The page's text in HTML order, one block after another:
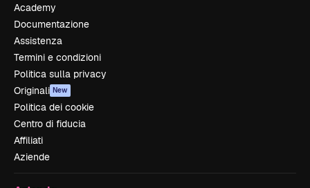
Academy
Documentazione
Assistenza
Termini e condizioni
Politica sulla privacy
Originali New
Politica dei cookie
Centro di fiducia
Affiliati
Aziende